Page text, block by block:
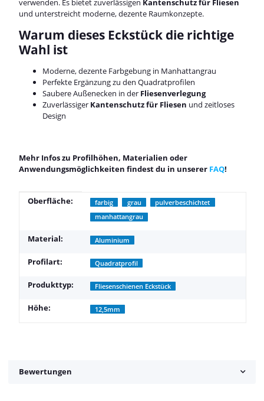
verwenden. Es bietet zuverlässigen Kantenschutz für Fliesen
und unterstreicht moderne, dezente Raumkonzepte.
Warum dieses Eckstück die richtige
Wahl ist
Moderne, dezente Farbgebung in Manhattangrau
Perfekte Ergänzung zu den Quadratprofilen
Saubere Außenecken in der Fliesenverlegung
Zuverlässiger Kantenschutz für Fliesen und zeitloses
Design
Mehr Infos zu Profilhöhen, Materialien oder
Anwendungsmöglichkeiten findest du in unserer FAQ!
Produkteigenschaft
Wert
Oberfläche: farbig grau
pulverbeschichtet
manhattangrau
Material: Aluminium
Profilart: Quadratprofil
Produkttyp: Fliesenschienen Eckstück
Höhe: 12,5mm
Bewertungen